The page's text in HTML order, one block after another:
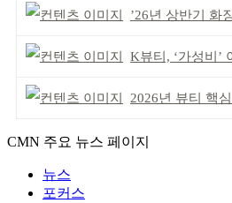
’26년 상반기 화장품
K뷰티, ‘가성비’ 아닌
2026년 뷰티 핵심 트
CMN 주요 뉴스 페이지
뉴스
포커스